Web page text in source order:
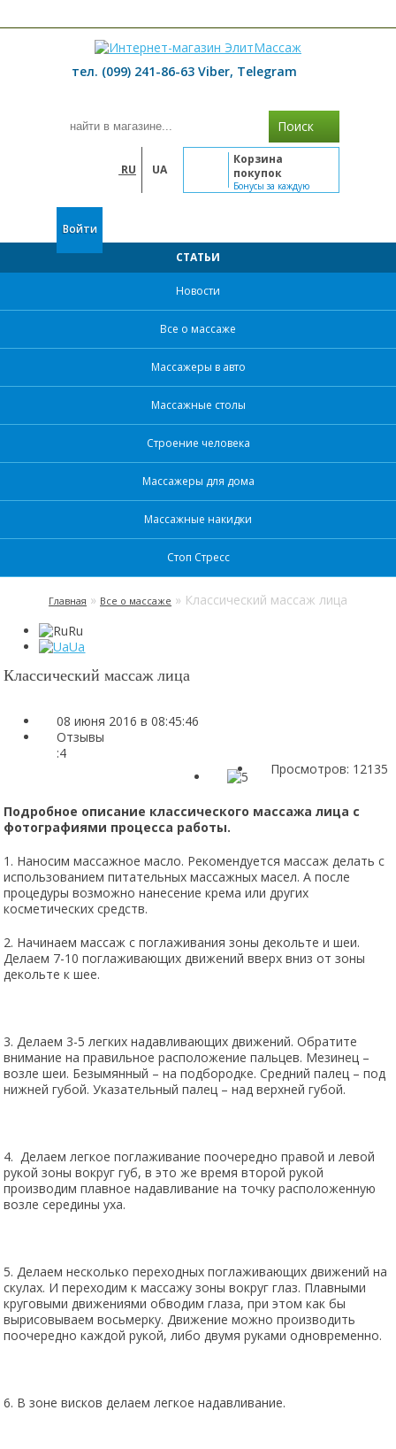
тел. (099) 241-86-63 Viber, Telegram
Поиск
RU UA
Корзина
покупок
Бонусы за каждую
покупку
Войти
СТАТЬИ
Новости
Все о массаже
Массажеры в авто
Массажные столы
Строение человека
Массажеры для дома
Массажные накидки
Стоп Стресс
Главная » Все о массаже » Классический массаж лица
Ru
Ua
Классический массаж лица
08 июня 2016 в 08:45:46
Отзывы
:4
Просмотров: 12135
Подробное описание классического массажа лица с
фотографиями процесса работы.
1. Наносим массажное масло. Рекомендуется массаж делать с
использованием питательных массажных масел. А после
процедуры возможно нанесение крема или других
косметических средств.
2. Начинаем массаж с поглаживания зоны декольте и шеи.
Делаем 7-10 поглаживающих движений вверх вниз от зоны
декольте к шее.
3. Делаем 3-5 легких надавливающих движений. Обратите
внимание на правильное расположение пальцев. Мезинец –
возле шеи. Безымянный – на подбородке. Средний палец – под
нижней губой. Указательный палец – над верхней губой.
4. Делаем легкое поглаживание поочередно правой и левой
рукой зоны вокруг губ, в это же время второй рукой
производим плавное надавливание на точку расположенную
возле середины уха.
5. Делаем несколько переходных поглаживающих движений на
скулах. И переходим к массажу зоны вокруг глаз. Плавными
круговыми движениями обводим глаза, при этом как бы
вырисовываем восьмерку. Движение можно производить
поочередно каждой рукой, либо двумя руками одновременно.
6. В зоне висков делаем легкое надавливание.